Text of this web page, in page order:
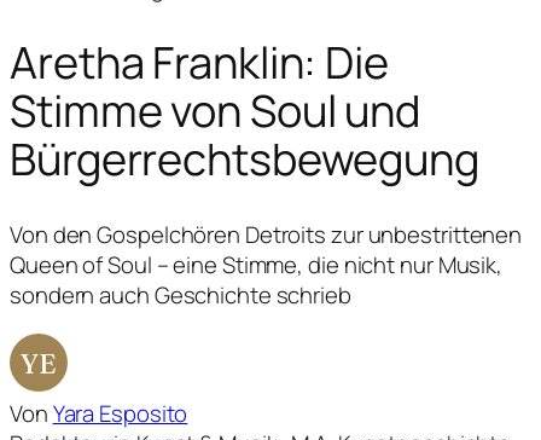
Aretha Franklin: Die
Stimme von Soul und
Bürgerrechtsbewegung
Von den Gospelchören Detroits zur unbestrittenen
Queen of Soul – eine Stimme, die nicht nur Musik,
sondern auch Geschichte schrieb
YE
VonYara Esposito